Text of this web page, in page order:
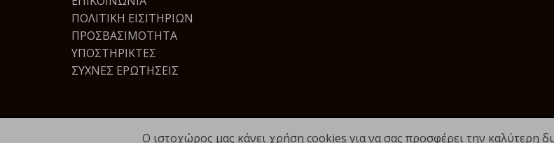
ΠΟΛΙΤΙΚΉ ΕΙΣΙΤΗΡΊΩΝ
ΠΡΟΣΒΑΣΙΜΌΤΗΤΑ
ΥΠΟΣΤΗΡΙΚΤΈΣ
ΣΥΧΝΈΣ ΕΡΩΤΉΣΕΙΣ
Ο ιστοχώρος μας κάνει χρήση cookies για να σας προσφέρει την καλύτερη